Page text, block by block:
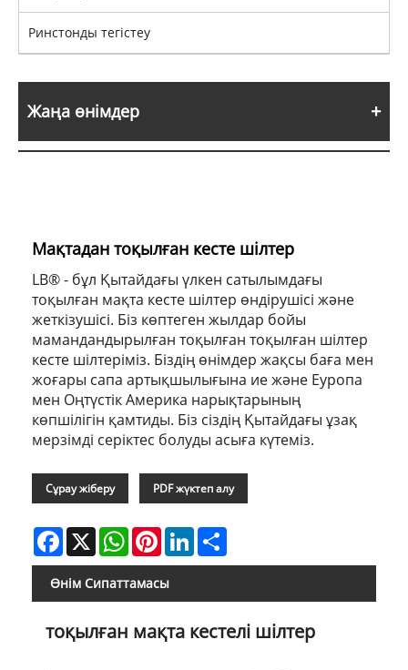
Ринстонды тегістеу
Жаңа өнімдер
Мақтадан тоқылған кесте шілтер
LB® - бұл Қытайдағы үлкен сатылымдағы
тоқылған мақта кесте шілтер өндірушісі және
жеткізушісі. Біз көптеген жылдар бойы
мамандандырылған тоқылған тоқылған шілтер
кесте шілтеріміз. Біздің өнімдер жақсы баға мен
жоғары сапа артықшылығына ие және Еуропа
мен Оңтүстік Америка нарықтарының
көпшілігін қамтиды. Біз сіздің Қытайдағы ұзақ
мерзімді серіктес болуды асыға күтеміз.
Сұрау жіберу PDF жүктеп алу
Facebook
X WhatsAppPinterestLinkedIn
Өнім Сипаттамасы
тоқылған мақта кестелі шілтер